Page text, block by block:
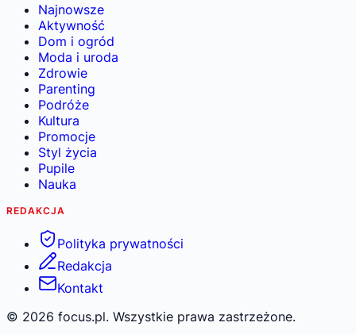
Najnowsze
Aktywność
Dom i ogród
Moda i uroda
Zdrowie
Parenting
Podróże
Kultura
Promocje
Styl życia
Pupile
Nauka
REDAKCJA
Polityka prywatności
Redakcja
Kontakt
© 2026 focus.pl. Wszystkie prawa zastrzeżone.